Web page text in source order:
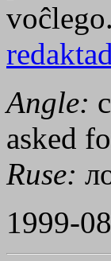
Angle:
asked
Ruse:
1999-